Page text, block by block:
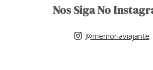
Nos Siga No
@memoriaviajante